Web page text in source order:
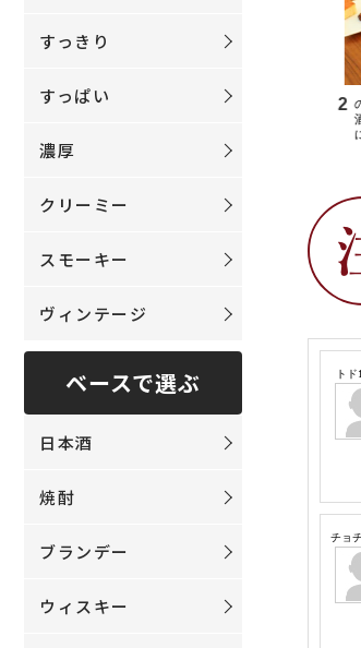
すっきり
すっぱい
濃厚
クリーミー
スモーキー
ヴィンテージ
ベースで選ぶ
日本酒
焼酎
ブランデー
ウィスキー